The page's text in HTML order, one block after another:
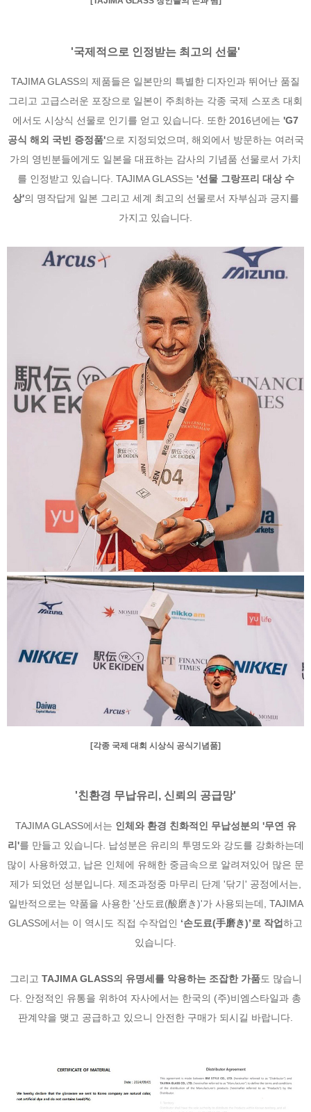
'국제적으로 인정받는 최고의 선물'
TAJIMA GLASS의 제품들은 일본만의 특별한 디자인과 뛰어난 품질
그리고 고급스러운 포장으로 일본이 주최하는 각종 국제 스포츠 대회
에서도 시상식 선물로 인기를 얻고 있습니다. 또한 2016년에는 'G7
공식 해외 국빈 증정품'으로 지정되었으며, 해외에서 방문하는 여러국
가의 영빈분들에게도 일본을 대표하는 감사의 기념품 선물로서 가치
를 인정받고 있습니다. TAJIMA GLASS는 '선물 그랑프리 대상 수
상'의 명작답게 일본 그리고 세계 최고의 선물로서 자부심과 긍지를
가지고 있습니다.
[각종 국제 대회 시상식 공식기념품]
'친환경 무납유리, 신뢰의 공급망'
TAJIMA GLASS에서는 인체와 환경 친화적인 무납성분의 '무연 유
리'를 만들고 있습니다. 납성분은 유리의 투명도와 강도를 강화하는데
많이 사용하였고, 납은 인체에 유해한 중금속으로 알려져있어 많은 문
제가 되었던 성분입니다. 제조과정중 마무리 단계 '닦기' 공정에서는,
일반적으로는 약품을 사용한 '산도료(酸磨き)'가 사용되는데, TAJIMA
GLASS에서는 이 역시도 직접 수작업인 ‘손도료(手磨き)’로 작업하고
있습니다.
그리고 TAJIMA GLASS의 유명세를 악용하는 조잡한 가품도 많습니
다. 안정적인 유통을 위하여 자사에서는 한국의 (주)비엠스타일과 총
판계약을 맺고 공급하고 있으니 안전한 구매가 되시길 바랍니다.